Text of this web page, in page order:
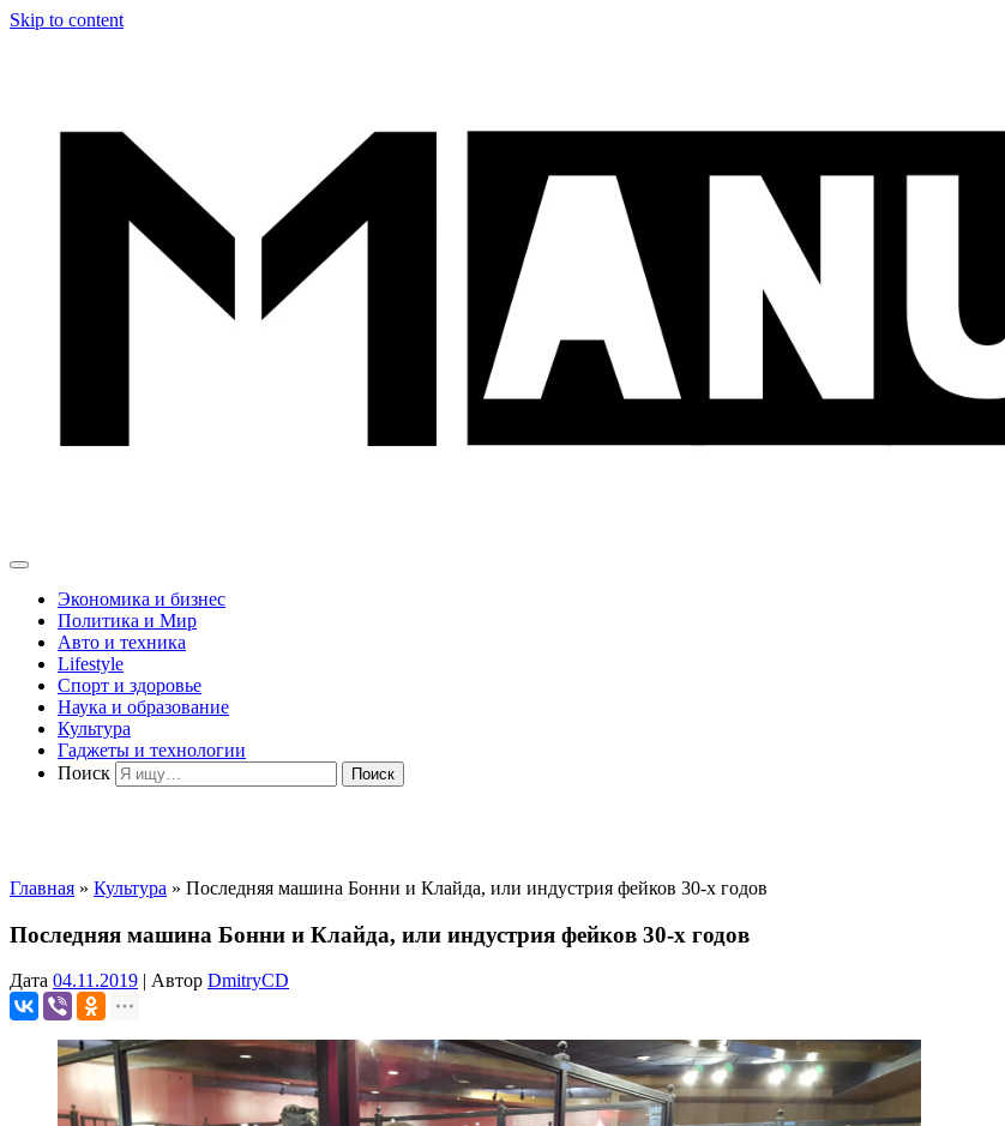
Skip to content
Экономика и бизнес
Политика и Мир
Авто и техника
Lifestyle
Спорт и здоровье
Наука и образование
Культура
Гаджеты и технологии
Поиск
Главная » Культура » Последняя машина Бонни и Клайда, или индустрия фейков 30-х годов
Последняя машина Бонни и Клайда, или индустрия фейков 30-х годов
Дата 04.11.2019 | Автор DmitryCD